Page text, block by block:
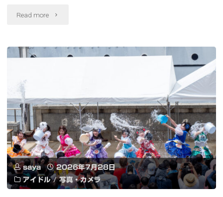
業
ベ
ン
ジ
か-」
発
Read more "#
ス
リ
ー
プ
saya
2026年7月28日
アイドル / 写真・カメラ